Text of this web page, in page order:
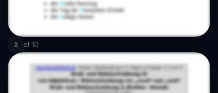
2 of 10